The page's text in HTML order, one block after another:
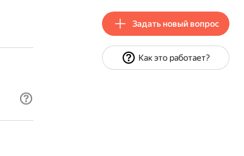
Задать новый вопрос
Как это работает?